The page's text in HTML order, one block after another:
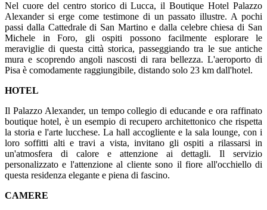
Nel cuore del centro storico di Lucca, il Boutique Hotel Palazzo
Alexander si erge come testimone di un passato illustre. A pochi
passi dalla Cattedrale di San Martino e dalla celebre chiesa di San
Michele in Foro, gli ospiti possono facilmente esplorare le
meraviglie di questa città storica, passeggiando tra le sue antiche
mura e scoprendo angoli nascosti di rara bellezza. L'aeroporto di
Pisa è comodamente raggiungibile, distando solo 23 km dall'hotel.
HOTEL
Il Palazzo Alexander, un tempo collegio di educande e ora raffinato
boutique hotel, è un esempio di recupero architettonico che rispetta
la storia e l'arte lucchese. La hall accogliente e la sala lounge, con i
loro soffitti alti e travi a vista, invitano gli ospiti a rilassarsi in
un'atmosfera di calore e attenzione ai dettagli. Il servizio
personalizzato e l'attenzione al cliente sono il fiore all'occhiello di
questa residenza elegante e piena di fascino.
CAMERE